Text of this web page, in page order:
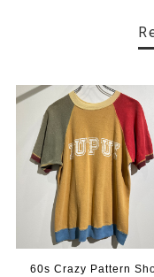
60s Crazy Pattern